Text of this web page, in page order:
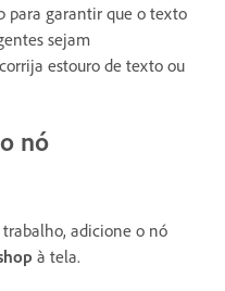
para garantir que o texto
sejam
estouro de texto ou
nó
adicione o nó
à tela.